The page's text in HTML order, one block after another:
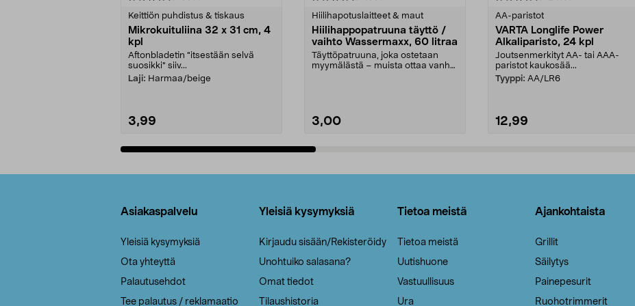
Keittiön puhdistus & tiskaus
Mikrokuituliina 32 x 31 cm, 4
kpl
Aftonbladetin "itsestään selvä
suosikki" siiv...
Laji: Harmaa/beige
3,99
Hiilihapotuslaitteet & maut
Hiilihappopatruuna täyttö /
vaihto Wassermaxx, 60 litraa
Täyttöpatruuna, joka ostetaan
myymälästä – muista ottaa vanha
3,00
AA-paristot
VARTA Longlife Power
Alkaliparisto, 24 kpl
Joutsenmerkityt AA- tai AAA-
paristot kaukosää...
Tyyppi: AA/LR6
12,99
Asiakaspalvelu
Yleisiä kysymyksiä
Ota yhteyttä
Palautusehdot
Tee palautus / reklamaatio
Yleisiä kysymyksiä
Kirjaudu sisään/Rekisteröidy
Unohtuiko salasana?
Omat tiedot
Tilaushistoria
Tietoa meistä
Tietoa meistä
Uutishuone
Vastuullisuus
Ura
Ajankohtaista
Grillit
Säilytys
Painepesurit
Ruohotrimmerit